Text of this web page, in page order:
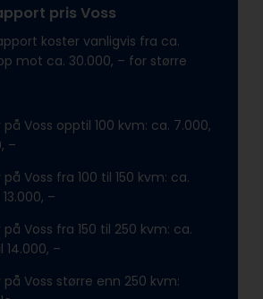
pris Voss
koster vanligvis fra ca.
mot ca. 30.000, – for større
Voss opptil 100 kvm: ca. 7.000,
–
Voss fra 100 til 150 kvm: ca.
–
Voss fra 150 til 250 kvm: ca.
14.000, –
på Voss større enn 250 kvm: